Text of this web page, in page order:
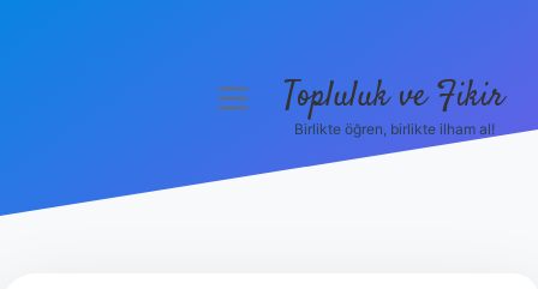
menüyüTopluluk ve Fikir
Birlikte öğren, birlikte ilham al!